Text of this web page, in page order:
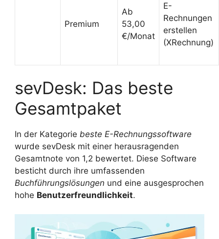
Premium
Ab
53,00
€/Monat
E-
Rechnungen
erstellen
(XRechnung)
sevDesk: Das beste
Gesamtpaket
In der Kategorie beste E-Rechnungssoftware
wurde sevDesk mit einer herausragenden
Gesamtnote von 1,2 bewertet. Diese Software
besticht durch ihre umfassenden
Buchführungslösungen und eine ausgesprochen
hohe Benutzerfreundlichkeit.